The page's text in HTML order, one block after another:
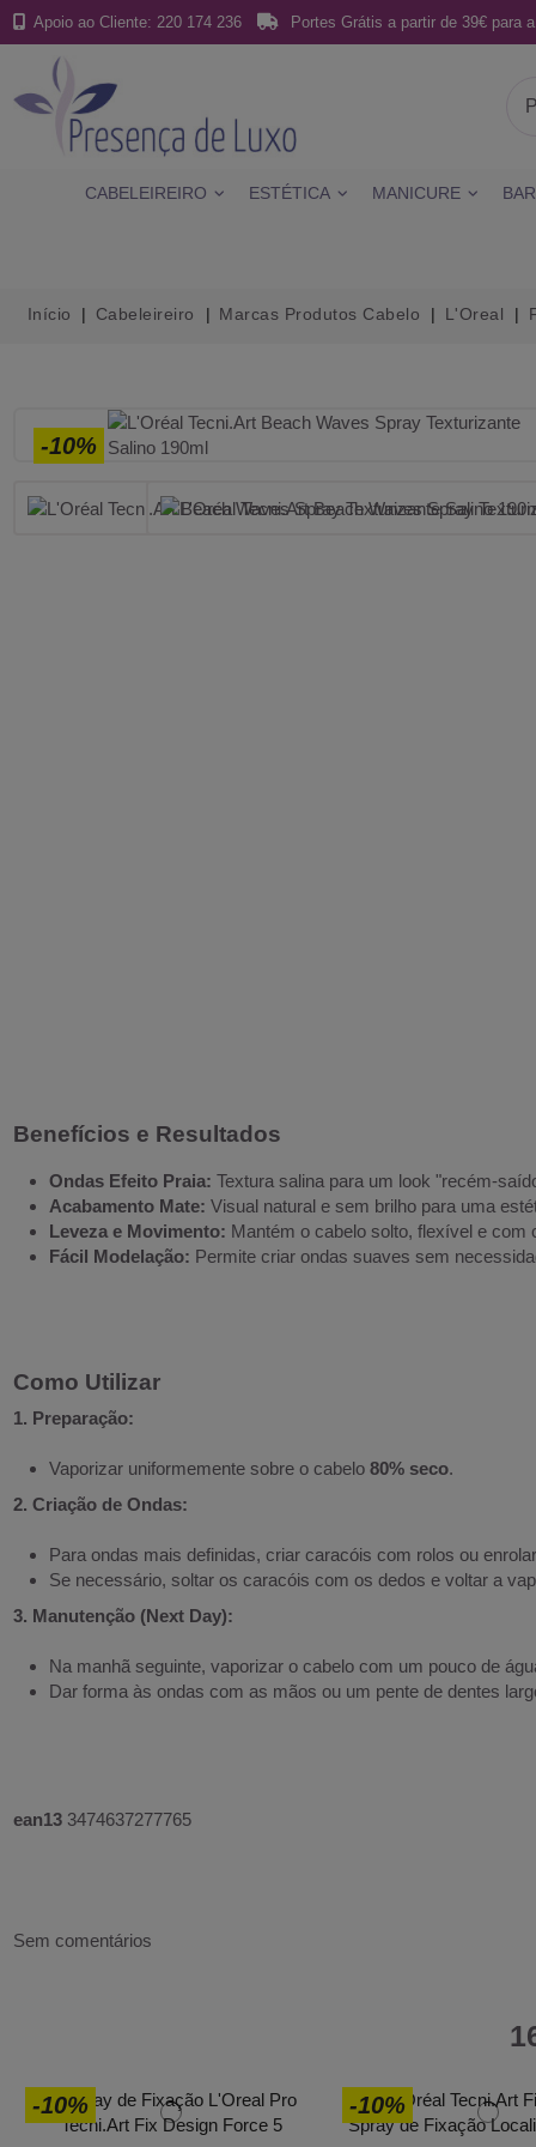
Apoio ao Cliente: 220 174 236 Portes Grátis a partir de 39€ para
CABELEIREIRO ESTÉTICA MANICURE
Início Cabeleireiro Marcas Produtos Cabelo L'Oreal
-10%
Benefícios e Resultados
Ondas Efeito Praia: Textura salina para um look "recém-
Acabamento Mate: Visual natural e sem brilho para uma
Leveza e Movimento: Mantém o cabelo solto, flexível e com
Fácil Modelação: Permite criar ondas suaves sem
Como Utilizar
1. Preparação:
Vaporizar uniformemente sobre o cabelo80% seco.
2. Criação de Ondas:
Para ondas mais definidas, criar caracóis com rolos ou
Se necessário, soltar os caracóis com os dedos e voltar a
3. Manutenção (Next Day):
Na manhã seguinte, vaporizar o cabelo com um pouco de
Dar forma às ondas com as mãos ou um pente de dentes
ean13 3474637277765
Sem comentários
-10% -10%